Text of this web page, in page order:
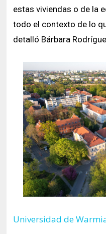
estas viviendas o de la
todo el contexto de lo
detalló Bárbara
Universidad de